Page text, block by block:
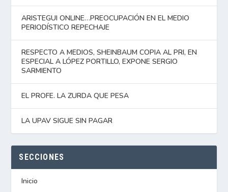
ARISTEGUI ONLINE…PREOCUPACIÓN EN EL MEDIO
PERIODÍSTICO REPECHAJE
RESPECTO A MEDIOS, SHEINBAUM COPIA AL PRI, EN
ESPECIAL A LÓPEZ PORTILLO, EXPONE SERGIO
SARMIENTO
EL PROFE. LA ZURDA QUE PESA
LA UPAV SIGUE SIN PAGAR
SECCIONES
Inicio